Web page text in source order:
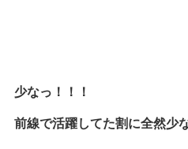
少なっ！！！
前線で活躍してた割に全然少